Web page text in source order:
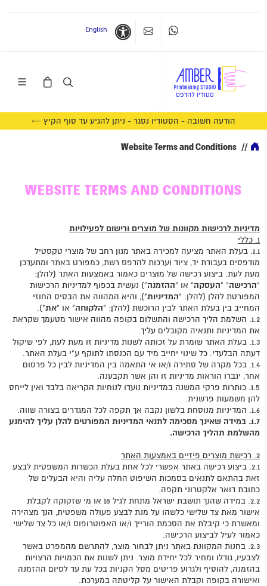
Whatsappצרו קשר נגישות
English
הודעה חשובה - הסטודיו נסגר - ניתן להגיע עד סוף הקיץ ←
//
Website Terms and Conditions
WEBSITE TERMS AND CONDITIONS
מדיניות לרכישות מקוונות של מוצרים ורישום לפעילויות
1. כללי
1.1. בעלת האתר מציעה למכירה באתר מגון רחב של מוצרי טקסטיל
מודפסים בעבודת יד, ציוד וערכות להדפס רשת, כמפורט באתר ומתעדכן
מעת לעת. ביצוע רכישה של מוצרים כאמור באמצעות האתר (להלן:
"הרכישה" "העסקה" או "ההזמנה") נעשית בכפוף למדיניות הרכישות
המפורטת להלן (להלן: "המדיניות"), והיא המהווה את הבסיס החוזי
המחייב בין בעלת האתר לבין הרוכשת (להלן: "הלקוחה" או "את").
1.2. השלמת הליך הרכישה והתשלום בקופה מהווה אישור מטעמך שקראת
את המדיניות ותנאיה מקובלים עליך.
1.3. בעלת האתר שומרת על זכותה לשנות מדיניות זו מעת לעת, לפי שיקול
דעתה הבלעדי. כל שינוי יחייב מיד עם הכנסתו לתוקף ע"י בעלת האתר.
1.4. בכל מקרה של סתירה ו/או אי התאמה בין המדיניות לבין כל פרסום
אחר, יגברו הוראות מדיניות זו והן אשר תקבענה.
1.5. כותרות פרקי המשנה במדיניות נועדו לנוחיות הקריאה בלבד ואין לייחס
להן משמעות פרשנית.
1.6. המדיניות מנוסחת בלשון נקבה אך תקפה לכל המגדרים בצורה שווה.
1.7. במידה שאינך מסכימה לתנאי המדיניות המפורטים להלן עליך להימנע
מהשלמת תהליך הרכישה.
2. רכישת מוצרים פיזיים באמצעות האתר
2.1. ביצוע רכישה באתר אפשרי לכל אחת בעלת הכשרות המשפטית לבצע
זאת בהתאם לתנאים בסמכות השיפוט החלה עליה והיא הבעלים של
כתובת דואר אלקטרוני תקפה.
2.2. במידה שהנך תושבת ישראל מתחת לגיל 18 או מי שזקוקה לקבלת
אישור מאת צד שלישי כלשהו על מנת לבצע פעולה משפטית, הנך מצהירה
ומאשרת כי קיבלת את הסכמת הורייך ו/או האפוטרופוס ו/או כל צד שלישי
כאמור לעיל לביצוע הרכישה.
2.3. בחנות המקוונת באתר ניתן לבחור מוצר, להתרשם מהמפרט באשר
לצבעיו, גודלו ומחיר לכל יחידת מוצר. ניתן לשנות את הכמויות הרצויות
בהזמנה, להוסיף ולגרוע פריטים מסל הקניות בכל עת עד לסיום ההזמנה
ואישורה בקופה וקבלת האישור על קליטתה במערכת.